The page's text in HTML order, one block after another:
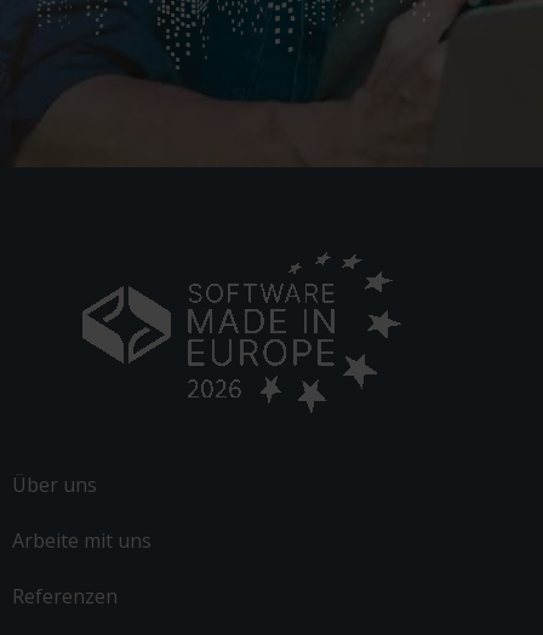
Über uns
Arbeite mit uns
Referenzen